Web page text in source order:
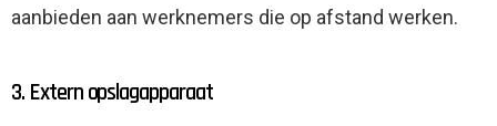
aanbieden aan werknemers die op afstand werken.
3. Extern opslagapparaat